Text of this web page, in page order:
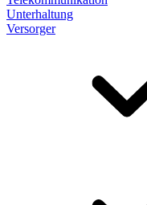
Unterhaltung
Versorger